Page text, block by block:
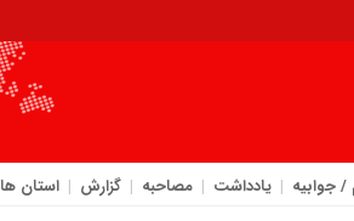
جوابیه یادداشت مصاحبه گزارش استان ها